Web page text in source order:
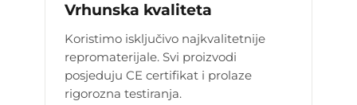
Vrhunska kvaliteta
Koristimo isključivo najkvalitetnije
repromaterijale. Svi proizvodi
posjeduju CE certifikat i prolaze
rigorozna testiranja.